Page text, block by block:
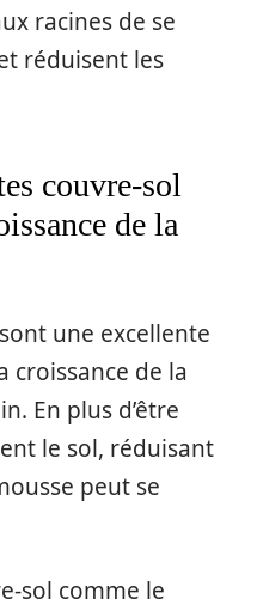
racines de se
réduisent les
couvre-sol
de la
sont une excellente
croissance de la
En plus d’être
le sol, réduisant
peut se
sol comme le